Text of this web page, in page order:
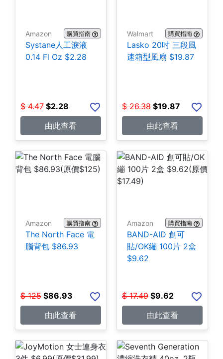
Amazon 購買指南
Systane人工淚液
0.14 Fl Oz $2.28
$ 4.47 $2.28
由此查看
Walmart 購買指南
Lasko 20吋 三段風
速箱型風扇 $19.87
$ 26.38 $19.87
由此查看
Amazon 購買指南
The North Face 電
腦背包 $86.93
$ 125 $86.93
由此查看
Amazon 購買指南
BAND-AID 創可
貼/OK繃 100片 2盒
$9.62
$ 17.49 $9.62
由此查看